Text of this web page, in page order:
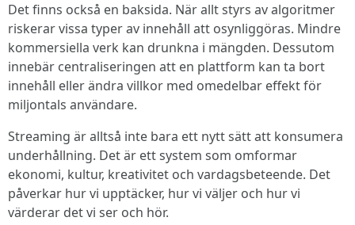
Det finns också en baksida. När allt styrs av algoritmer
riskerar vissa typer av innehåll att osynliggöras. Mindre
kommersiella verk kan drunkna i mängden. Dessutom
innebär centraliseringen att en plattform kan ta bort
innehåll eller ändra villkor med omedelbar effekt för
miljontals användare.
Streaming är alltså inte bara ett nytt sätt att konsumera
underhållning. Det är ett system som omformar
ekonomi, kultur, kreativitet och vardagsbeteende. Det
påverkar hur vi upptäcker, hur vi väljer och hur vi
värderar det vi ser och hör.